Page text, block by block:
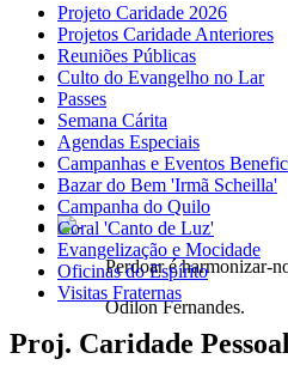
Perdoar é harmonizar-
Odilon Fernandes.
Projeto Caridade 2026
Projetos Caridade Anteriores
Reuniões Públicas
Culto do Evangelho no Lar
Passes
Semana Cárita
Agendas Especiais
Campanhas e Eventos
Bazar do Bem 'Irmã Scheilla'
Campanha do Quilo
Coral 'Canto de Luz'
Evangelização e Mocidade
Oficinas do Espírito
Visitas Fraternas
Proj. Caridade